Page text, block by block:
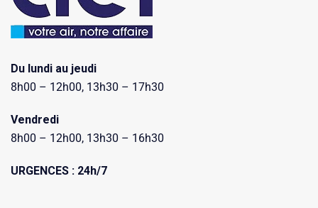
Du lundi au jeudi
8h00 – 12h00, 13h30 – 17h30
Vendredi
8h00 – 12h00, 13h30 – 16h30
URGENCES : 24h/7